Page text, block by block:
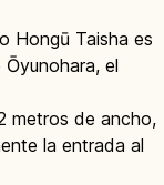
Hongū Taisha es
el
metros de ancho,
la entrada al